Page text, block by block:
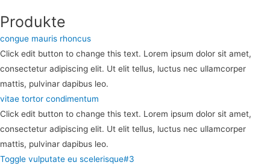
Produkte
congue mauris rhoncus
Click edit button to change this text. Lorem ipsum dolor sit amet,
consectetur adipiscing elit. Ut elit tellus, luctus nec ullamcorper
mattis, pulvinar dapibus leo.
vitae tortor condimentum
Click edit button to change this text. Lorem ipsum dolor sit amet,
consectetur adipiscing elit. Ut elit tellus, luctus nec ullamcorper
mattis, pulvinar dapibus leo.
Toggle vulputate eu scelerisque#3